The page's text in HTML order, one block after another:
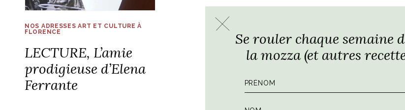
NOS ADRESSES ART ET CULTURE À
FLORENCE
LECTURE, L’amie
prodigieuse d’Elena
Ferrante
Se rouler chaque semaine
la mozza (et autres